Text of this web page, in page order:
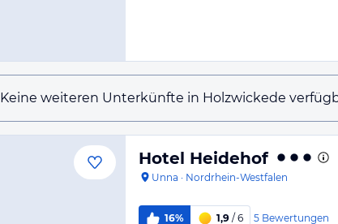
Keine weiteren Unterkünfte in Holzwickede
Hotel Heidehof
Unna · Nordrhein-Westfalen
16% 1,9 / 6 5 Bewertungen